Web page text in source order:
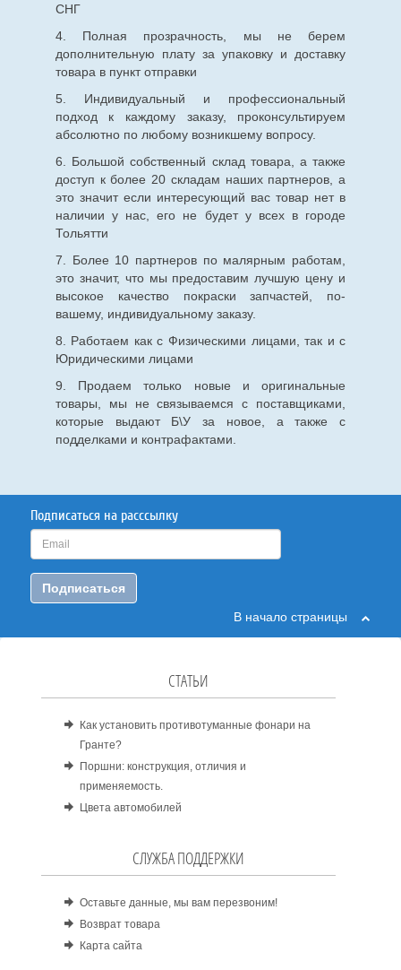
СНГ
4. Полная прозрачность, мы не берем
дополнительную плату за упаковку и доставку
товара в пункт отправки
5. Индивидуальный и профессиональный
подход к каждому заказу, проконсультируем
абсолютно по любому возникшему вопросу.
6. Большой собственный склад товара, а также
доступ к более 20 складам наших партнеров, а
это значит если интересующий вас товар нет в
наличии у нас, его не будет у всех в городе
Тольятти
7. Более 10 партнеров по малярным работам,
это значит, что мы предоставим лучшую цену и
высокое качество покраски запчастей, по-
вашему, индивидуальному заказу.
8. Работаем как с Физическими лицами, так и с
Юридическими лицами
9. Продаем только новые и оригинальные
товары, мы не связываемся с поставщиками,
которые выдают Б\У за новое, а также с
подделками и контрафактами.
Подписаться на расссылку
Подписаться
В начало страницы
СТАТЬИ
Как установить противотуманные фонари на
Гранте?
Поршни: конструкция, отличия и
применяемость.
Цвета автомобилей
СЛУЖБА ПОДДЕРЖКИ
Оставьте данные, мы вам перезвоним!
Возврат товара
Карта сайта